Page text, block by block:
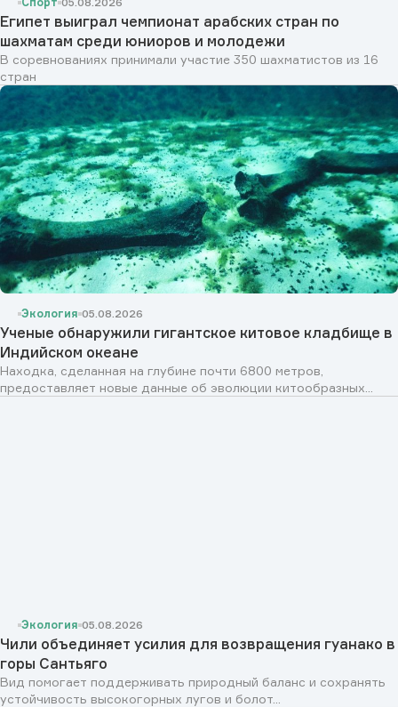
Египет выиграл чемпионат арабских стран по
шахматам среди юниоров и молодежи
В соревнованиях принимали участие 350 шахматистов из 16
стран
Экология 05.08.2026
Ученые обнаружили гигантское китовое кладбище в
Индийском океане
Находка, сделанная на глубине почти 6800 метров,
предоставляет новые данные об эволюции китообразных...
Экология 05.08.2026
Чили объединяет усилия для возвращения гуанако в
горы Сантьяго
Вид помогает поддерживать природный баланс и сохранять
устойчивость высокогорных лугов и болот...